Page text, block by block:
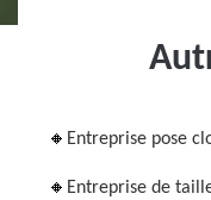
Entreprise pose
Entreprise de